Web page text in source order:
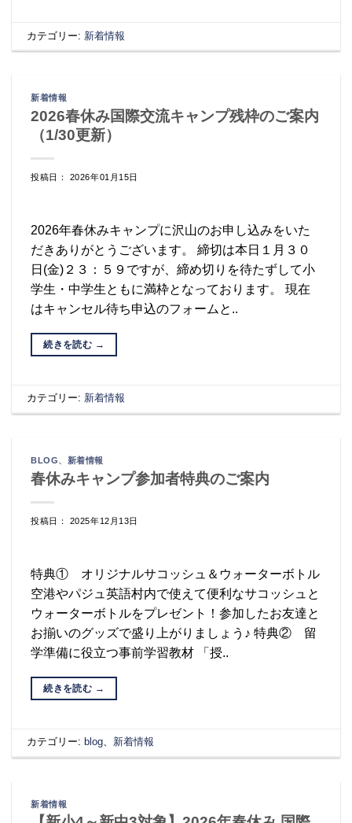
カテゴリー: 新着情報
新着情報
2026春休み国際交流キャンプ残枠のご案内
（1/30更新）
投稿日： 2026年01月15日
2026年春休みキャンプに沢山のお申し込みをいた
だきありがとうございます。 締切は本日１月３０
日(金)２３：５９ですが、締め切りを待たずして小
学生・中学生ともに満枠となっております。 現在
はキャンセル待ち申込のフォームと..
続きを読む →
カテゴリー: 新着情報
BLOG、 新着情報
春休みキャンプ参加者特典のご案内
投稿日： 2025年12月13日
特典① オリジナルサコッシュ＆ウォーターボトル
空港やパジュ英語村内で使えて便利なサコッシュと
ウォーターボトルをプレゼント！参加したお友達と
お揃いのグッズで盛り上がりましょう♪ 特典② 留
学準備に役立つ事前学習教材 「授..
続きを読む →
カテゴリー: blog 新着情報
新着情報